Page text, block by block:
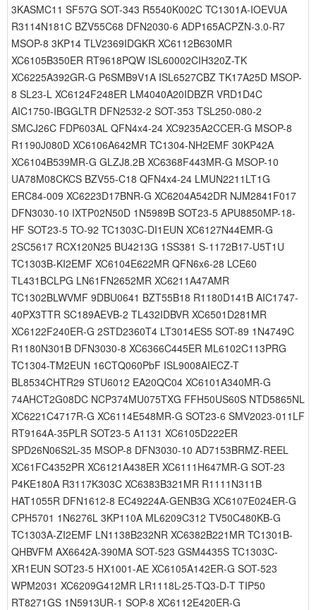
3KASMC11 SF57G SOT-343 R5540K002C TC1301A-IOEVUA
R3114N181C BZV55C68 DFN2030-6 ADP165ACPZN-3.0-R7
MSOP-8 3KP14 TLV2369IDGKR XC6112B630MR
XC6105B350ER RT9618PQW ISL60002CIH320Z-TK
XC6225A392GR-G P6SMB9V1A ISL6527CBZ TK17A25D MSOP-
8 SL23-L XC6124F248ER LM4040A20IDBZR VRD1D4C
AIC1750-IBGGLTR DFN2532-2 SOT-353 TSL250-080-2
SMCJ26C FDP603AL QFN4x4-24 XC9235A2CCER-G MSOP-8
R1190J080D XC6106A642MR TC1304-NH2EMF 30KP42A
XC6104B539MR-G GLZJ8.2B XC6368F443MR-G MSOP-10
UA78M08CKCS BZV55-C18 QFN4x4-24 LMUN2211LT1G
ERC84-009 XC6223D17BNR-G XC6204A542DR NJM2841F017
DFN3030-10 IXTP02N50D 1N5989B SOT23-5 APU8850MP-18-
HF SOT23-5 TO-92 TC1303C-DI1EUN XC6127N44EMR-G
2SC5617 RCX120N25 BU4213G 1SS381 S-1172B17-U5T1U
TC1303B-KI2EMF XC6104E622MR QFN6x6-28 LCE60
TL431BCLPG LN61FN2652MR XC6211A47AMR
TC1302BLWVMF 9DBU0641 BZT55B18 R1180D141B AIC1747-
40PX3TTR SC189AEVB-2 TL432IDBVR XC6501D281MR
XC6122F240ER-G 2STD2360T4 LT3014ES5 SOT-89 1N4749C
R1180N301B DFN3030-8 XC6366C445ER ML6102C113PRG
TC1304-TM2EUN 16CTQ060PbF ISL9008AIECZ-T
BL8534CHTR29 STU6012 EA20QC04 XC6101A340MR-G
74AHCT2G08DC NCP374MU075TXG FFH50US60S NTD5865NL
XC6221C4717R-G XC6114E548MR-G SOT23-6 SMV2023-011LF
RT9164A-35PLR SOT23-5 A1131 XC6105D222ER
SPD26N06S2L-35 MSOP-8 DFN3030-10 AD7153BRMZ-REEL
XC61FC4352PR XC6121A438ER XC6111H647MR-G SOT-23
P4KE180A R3117K303C XC6383B321MR R1111N311B
HAT1055R DFN1612-8 EC49224A-GENB3G XC6107E024ER-G
CPH5701 1N6276L 3KP110A ML6209C312 TV50C480KB-G
TC1303A-ZI2EMF LN1138B232NR XC6382B221MR TC1301B-
QHBVFM AX6642A-390MA SOT-523 GSM4435S TC1303C-
XR1EUN SOT23-5 HX1001-AE XC6105A142ER-G SOT-523
WPM2031 XC6209G412MR LR1118L-25-TQ3-D-T TIP50
RT8271GS 1N5913UR-1 SOP-8 XC6112E420ER-G